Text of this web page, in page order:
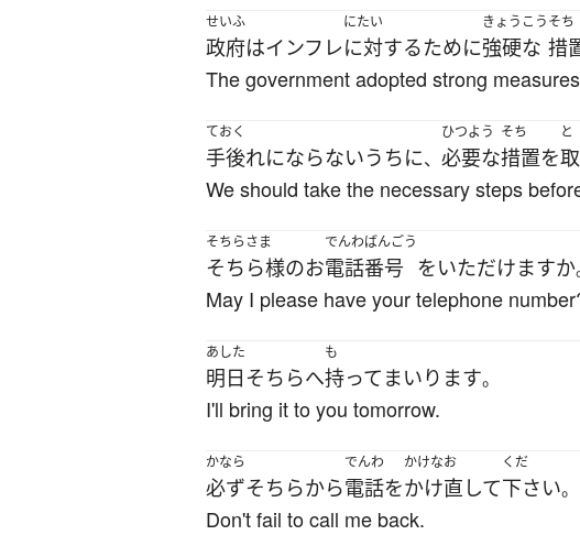
せいふ
政府はインフレ
にたい
に対するために
きょうこう
強硬な
そち
措
The government adopted strong
ておく
手後れにならないうちに、
ひつよう
必要な
そち
措置を
と
We should take the necessary steps
そちらさま
そちら様のお
でんわばんごう
電話番号 をいただけますか
May I please have your telephone
あした
明日そちらへ
も
持って まいります。
I'll bring it to you tomorrow.
かなら
必ずそちらから
でんわ
電話を
かけなお
かけ直して
くだ
下さい。
Don't fail to call me back.